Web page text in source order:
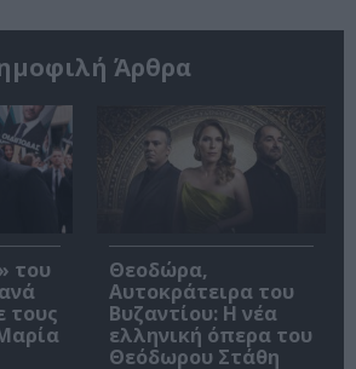
Άρθρα
του
τους
Θεοδώρα,
Αυτοκράτειρα του
Βυζαντίου: Η νέα
ελληνική όπερα του
Θεόδωρου Στάθη